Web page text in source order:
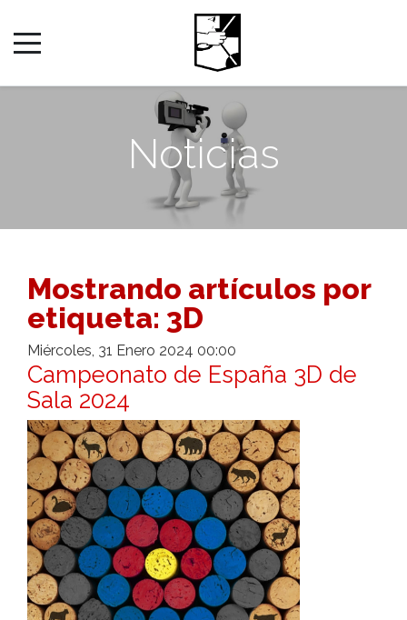
Noticias
Mostrando artículos por
etiqueta: 3D
Miércoles, 31 Enero 2024 00:00
Campeonato de España 3D de
Sala 2024